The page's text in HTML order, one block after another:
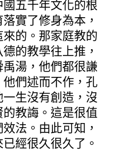
五千年文化的根
實了修身為本，
的。那家庭教的
的教學往上推，
湯，他們都很謙
們述而不作，孔
生沒有創造，沒
教誨。這是很值
法。由此可知，
經很久很久了。